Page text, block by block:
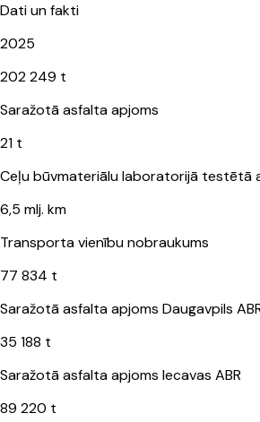
Dati un fakti
2025
202 249 t
Saražotā asfalta apjoms
21 t
Ceļu būvmateriālu laboratorijā testētā
6,5 mlj. km
Transporta vienību nobraukums
77 834 t
Saražotā asfalta apjoms Daugavpils
35 188 t
Saražotā asfalta apjoms Iecavas ABR
89 220 t